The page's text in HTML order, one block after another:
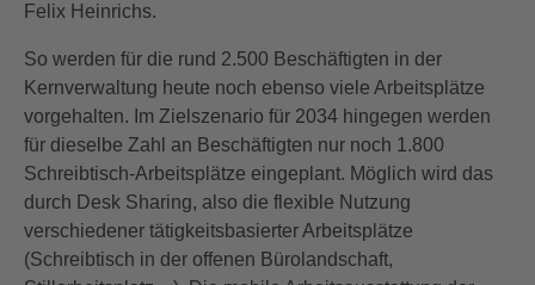
Felix Heinrichs.
So werden für die rund 2.500 Beschäftigten in der
Kernverwaltung heute noch ebenso viele Arbeitsplätze
vorgehalten. Im Zielszenario für 2034 hingegen werden
für dieselbe Zahl an Beschäftigten nur noch 1.800
Schreibtisch-Arbeitsplätze eingeplant. Möglich wird das
durch Desk Sharing, also die flexible Nutzung
verschiedener tätigkeitsbasierter Arbeitsplätze
(Schreibtisch in der offenen Bürolandschaft,